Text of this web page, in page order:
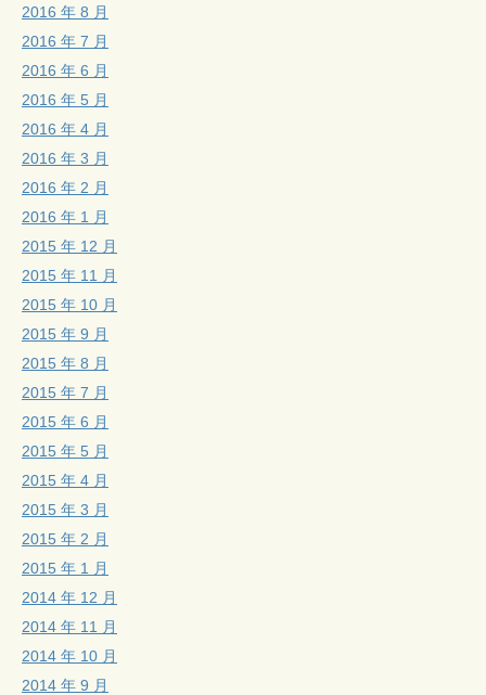
2016 年 8 月
2016 年 7 月
2016 年 6 月
2016 年 5 月
2016 年 4 月
2016 年 3 月
2016 年 2 月
2016 年 1 月
2015 年 12 月
2015 年 11 月
2015 年 10 月
2015 年 9 月
2015 年 8 月
2015 年 7 月
2015 年 6 月
2015 年 5 月
2015 年 4 月
2015 年 3 月
2015 年 2 月
2015 年 1 月
2014 年 12 月
2014 年 11 月
2014 年 10 月
2014 年 9 月